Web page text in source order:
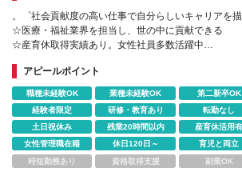
。゜社会貢献度の高い仕事で自分らしいキャリアを描
☆医療・福祉業界を担当し、世の中に貢献できる
☆産育休取得実績あり。女性社員多数活躍中
アピールポイント
職種未経験OK 業種未経験OK 第二新卒OK
経験者限定
研修・教育あり 転勤なし
土日祝休み
残業20時間以内 産育休活用有
女性管理職在籍
休日120日～ 育児と両立
時短勤務あり
資格取得支援 副業OK